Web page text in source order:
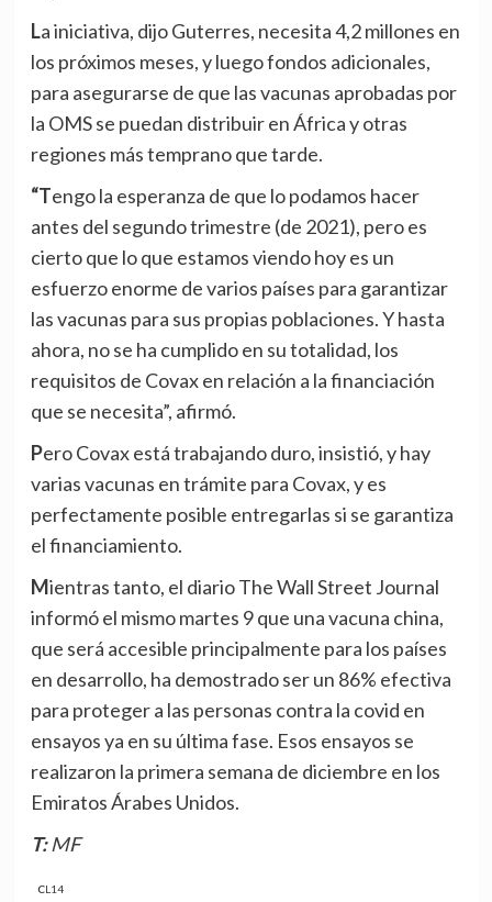
La iniciativa, dijo Guterres, necesita 4,2 millones en
los próximos meses, y luego fondos adicionales,
para asegurarse de que las vacunas aprobadas por
la OMS se puedan distribuir en África y otras
regiones más temprano que tarde.
“Tengo la esperanza de que lo podamos hacer
antes del segundo trimestre (de 2021), pero es
cierto que lo que estamos viendo hoy es un
esfuerzo enorme de varios países para garantizar
las vacunas para sus propias poblaciones. Y hasta
ahora, no se ha cumplido en su totalidad, los
requisitos de Covax en relación a la financiación
que se necesita”, afirmó.
Pero Covax está trabajando duro, insistió, y hay
varias vacunas en trámite para Covax, y es
perfectamente posible entregarlas si se garantiza
el financiamiento.
Mientras tanto, el diario The Wall Street Journal
informó el mismo martes 9 que una vacuna china,
que será accesible principalmente para los países
en desarrollo, ha demostrado ser un 86% efectiva
para proteger a las personas contra la covid en
ensayos ya en su última fase. Esos ensayos se
realizaron la primera semana de diciembre en los
Emiratos Árabes Unidos.
T: MF
CL14